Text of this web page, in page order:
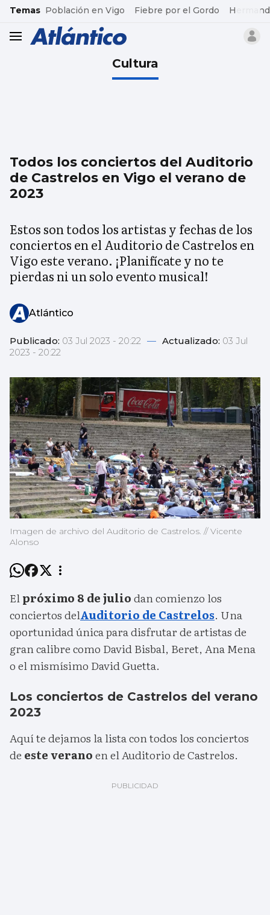
common.go-to-content
Temas Población en Vigo Fiebre por el Gordo
header.menu.open
Cultura
Todos los conciertos del Auditorio
de Castrelos en Vigo el verano de
2023
Estos son todos los artistas y fechas de los
conciertos en el Auditorio de Castrelos en
Vigo este verano. ¡Planifícate y no te
pierdas ni un solo evento musical!
Atlántico
Publicado: 03 Jul 2023 - 20:22 — Actualizado: 03 Jul
2023 - 20:22
Imagen de archivo del Auditorio de Castrelos. // Vicente
Alonso
Elpróximo 8 de juliodan comienzo los
conciertos delAuditorio de Castrelos. Una
oportunidad única para disfrutar de artistas de
gran calibre como David Bisbal, Beret, Ana Mena
o el mismísimo David Guetta.
Los conciertos de Castrelos del verano
2023
Aquí te dejamos la lista con todos los conciertos
de este veranoen el Auditorio de Castrelos.